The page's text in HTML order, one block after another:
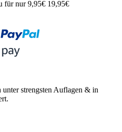
fürnur 9,95€ 19,95€
strengsten Auflagen & in